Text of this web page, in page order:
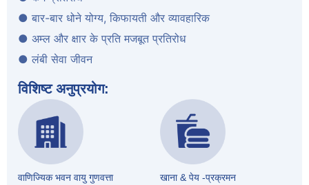
● बार-बार धोने योग्य, किफायती और व्यावहारिक
● अम्ल और क्षार के प्रति मजबूत प्रतिरोध
● लंबी सेवा जीवन
विशिष्ट अनुप्रयोग:
वाणिज्यिक भवन वायु गुणवत्ता खाना & पेय -प्रक्रमन